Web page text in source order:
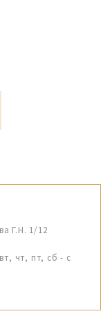
Г.Н. 1/12
чт, пт, сб - с